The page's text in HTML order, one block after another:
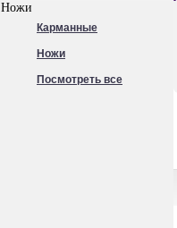
Ножи
Карманные
Ножи
Посмотреть все